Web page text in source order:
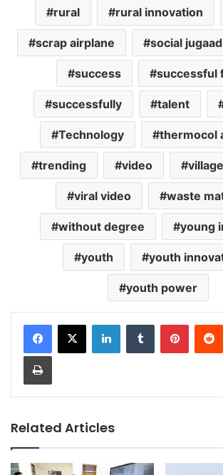
rural rural innovation
scrap airplane social jugaad
success successful
successfully talent
Technology thermocol
trending video village
viral video waste
without degree young
youth youth
youth power
LinkedInTumblr Pinterest
Print
Related Articles